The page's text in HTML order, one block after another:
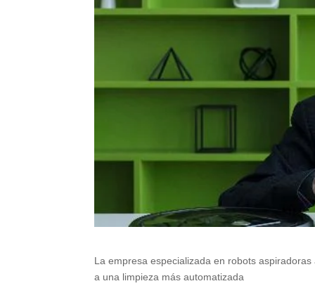
La empresa especializada en robots
a una limpieza más automatizada